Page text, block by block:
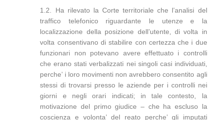
1.2. Ha rilevato la Corte territoriale che l’analisi del
traffico telefonico riguardante le utenze e la
localizzazione della posizione dell’utente, di volta in
volta consentivano di stabilire con certezza che i due
funzionari non potevano avere effettuato i controlli
che erano stati verbalizzati nei singoli casi individuati,
perche’ i loro movimenti non avrebbero consentito agli
stessi di trovarsi presso le aziende per i controlli nei
giorni e negli orari indicati; in tale contesto, la
motivazione del primo giudice – che ha escluso la
coscienza e volonta’ del reato perche’ gli imputati